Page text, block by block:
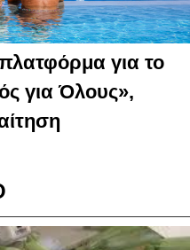
για το
για Όλους»,